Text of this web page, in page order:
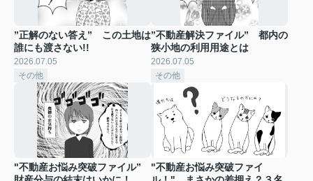
”正解のない答え” この土地は
誰にも渡さない!!
2026.07.05
その他
”不動産解決ファイル” 都内の
狭小地の利用用途とは
2026.07.05
その他
"不動産お悩み突破ファイル” "不動産お悩み突破ファイ